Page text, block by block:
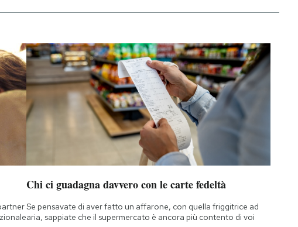
Chi ci guadagna davvero con le carte fedeltà
Se pensavate di aver fatto un affarone, con quella friggitrice ad
aria, sappiate che il supermercato è ancora più contento di voi